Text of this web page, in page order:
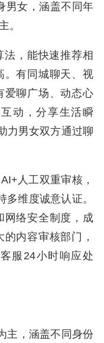
男女，涵盖不同年
。
，能快速推荐相
。有同城聊天、视
爱聊广场、动态心
动，分享生活瞬
力男女双方通过聊
人工双重审核，
维度诚意认证。
网络安全制度，成
内容审核部门，
服24小时响应处
主，涵盖不同身份